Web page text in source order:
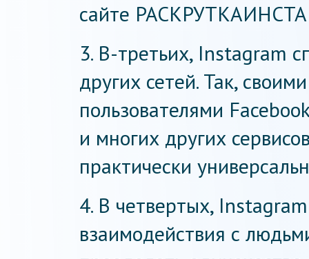
сайте
3. В-третьих, Instagram
других сетей. Так,
пользователями
и многих других
практически
4. В четвертых,
взаимодействия с